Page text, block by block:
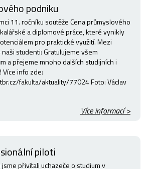
podniku
11. ročníku soutěže Cena průmyslového
a diplomové práce, které vynikly
pro praktické využití. Mezi
studenti: Gratulujeme všem
a přejeme mnoho dalších studijních i
info zde:
fakulta/aktuality/77024 Foto: Václav
Více informací >
piloti
přivítali uchazeče o studium v